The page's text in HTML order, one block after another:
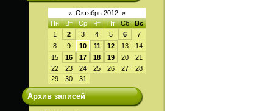
« Октябрь 2012 »
Пн
Вт Ср Чт Пт Сб
Вс
1
2 3 4 5 6
7
8
9 10 11 12 13
14
15
16 17 18 19 20
21
22
23 24 25 26 27
28
29
30 31
Архив записей